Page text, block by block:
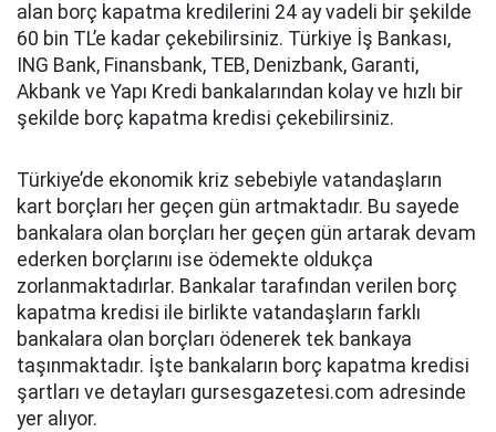
alan borç kapatma kredilerini 24 ay vadeli bir şekilde
60 bin TL’e kadar çekebilirsiniz. Türkiye İş Bankası,
ING Bank, Finansbank, TEB, Denizbank, Garanti,
Akbank ve Yapı Kredi bankalarından kolay ve hızlı bir
şekilde borç kapatma kredisi çekebilirsiniz.
Türkiye’de ekonomik kriz sebebiyle vatandaşların
kart borçları her geçen gün artmaktadır. Bu sayede
bankalara olan borçları her geçen gün artarak devam
ederken borçlarını ise ödemekte oldukça
zorlanmaktadırlar. Bankalar tarafından verilen borç
kapatma kredisi ile birlikte vatandaşların farklı
bankalara olan borçları ödenerek tek bankaya
taşınmaktadır. İşte bankaların borç kapatma kredisi
şartları ve detayları gursesgazetesi.com adresinde
yer alıyor.